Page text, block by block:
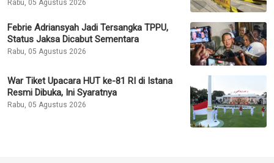
Popular
Tragedi Migrasi di Ceuta Spanyol: Korban
Tewas Tembus 77 Orang
Rabu, 05 Agustus 2026